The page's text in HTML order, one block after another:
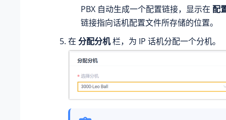
PBX 自动生成一个配置链接，显示在 配
链接指向话机配置文件所存储的位置。
在 分配分机栏，为 IP 话机分配一个分机。